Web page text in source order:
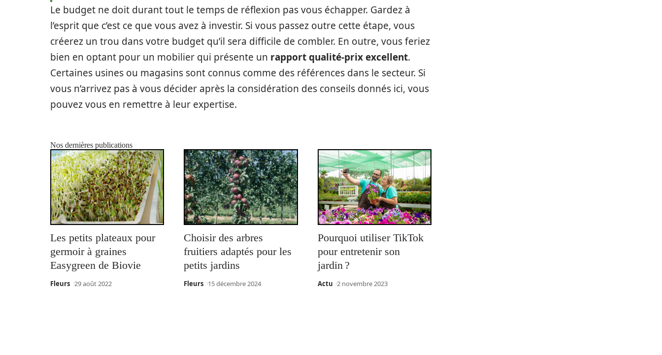
Le budget ne doit durant tout le temps de réflexion pas vous échapper. Gardez à
l’esprit que c’est ce que vous avez à investir. Si vous passez outre cette étape, vous
créerez un trou dans votre budget qu’il sera difficile de combler. En outre, vous feriez
bien en optant pour un mobilier qui présente un rapport qualité-prix excellent.
Certaines usines ou magasins sont connus comme des références dans le secteur. Si
vous n’arrivez pas à vous décider après la considération des conseils donnés ici, vous
pouvez vous en remettre à leur expertise.
Nos dernières publications
Les petits plateaux pour
germoir à graines
Easygreen de Biovie
Fleurs 29 août 2022
Choisir des arbres
fruitiers adaptés pour les
petits jardins
Fleurs 15 décembre 2024
Pourquoi utiliser TikTok
pour entretenir son
jardin ?
Actu 2 novembre 2023